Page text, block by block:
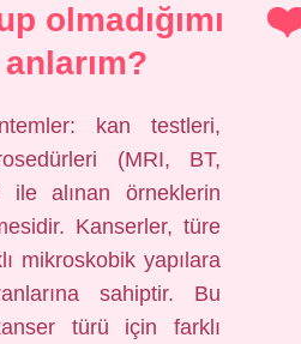
olmadığımı
anlarım?
kan testleri,
(MRI, BT,
alınan örneklerin
Kanserler, türe
mikroskobik yapılara
sahiptir. Bu
türü için farklı